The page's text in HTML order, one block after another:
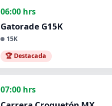
06:00 hrs
Gatorade G15K
15K
🏆 Destacada
07:00 hrs